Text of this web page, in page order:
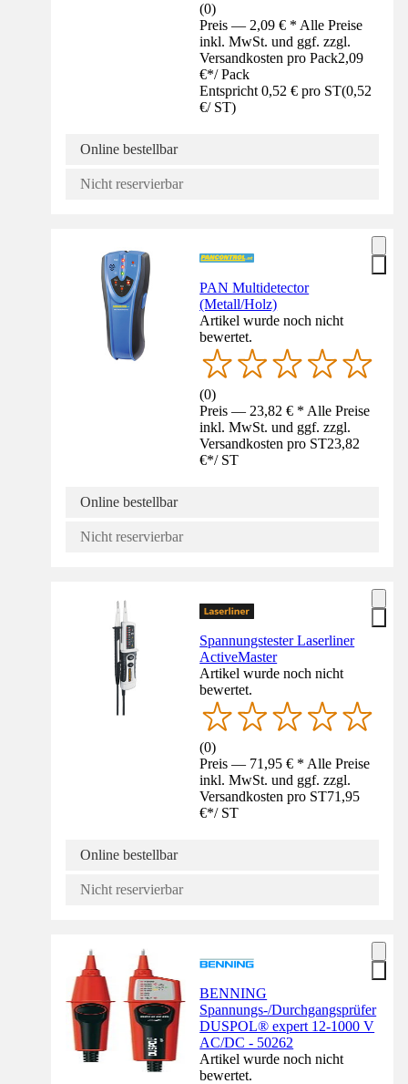
(0)
Preis — 2,09 € * Alle Preise
inkl. MwSt. und ggf. zzgl.
Versandkosten pro Pack2,09
€*/ Pack
Entspricht 0,52 € pro ST(0,52
€/ ST)
Online bestellbar
Nicht reservierbar
PAN Multidetector
(Metall/Holz)
Artikel wurde noch nicht
bewertet.
(0)
Preis — 23,82 € * Alle Preise
inkl. MwSt. und ggf. zzgl.
Versandkosten pro ST23,82
€*/ ST
Online bestellbar
Nicht reservierbar
Spannungstester Laserliner
ActiveMaster
Artikel wurde noch nicht
bewertet.
(0)
Preis — 71,95 € * Alle Preise
inkl. MwSt. und ggf. zzgl.
Versandkosten pro ST71,95
€*/ ST
Online bestellbar
Nicht reservierbar
BENNING
Spannungs-/Durchgangsprüfer
DUSPOL® expert 12-1000 V
AC/DC - 50262
Artikel wurde noch nicht
bewertet.